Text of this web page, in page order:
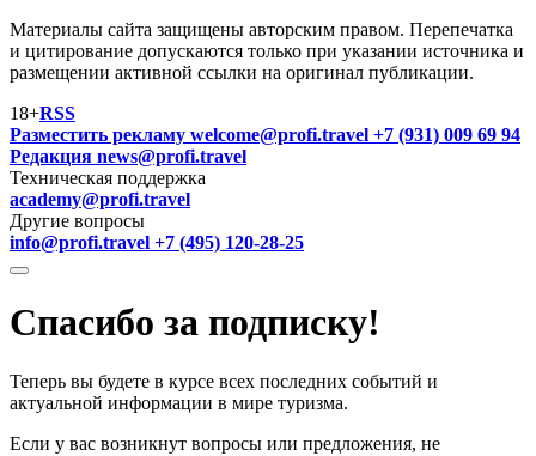
Материалы сайта защищены авторским правом. Перепечатка
и цитирование допускаются только при указании источника и
размещении активной ссылки на оригинал публикации.
18+RSS
Разместить рекламу welcome@profi.travel +7 (931) 009 69 94
Редакция news@profi.travel
Техническая поддержка
academy@profi.travel
Другие вопросы
info@profi.travel +7 (495) 120-28-25
Спасибо за подписку!
Теперь вы будете в курсе всех последних событий и
актуальной информации в мире туризма.
Если у вас возникнут вопросы или предложения, не